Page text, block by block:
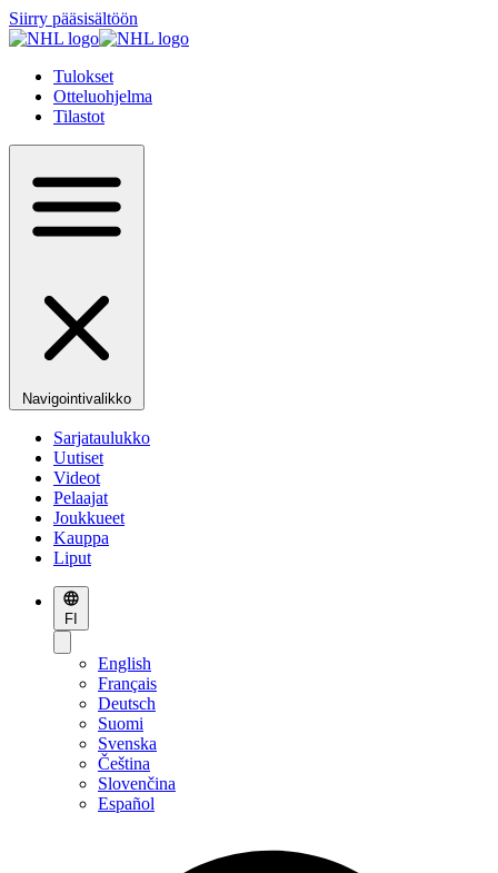
Siirry pääsisältöön
Tulokset
Otteluohjelma
Tilastot
Navigointivalikko
Sarjataulukko
Uutiset
Videot
Pelaajat
Joukkueet
Kauppa
Liput
FI
English
Français
Deutsch
Suomi
Svenska
Čeština
Slovenčina
Español